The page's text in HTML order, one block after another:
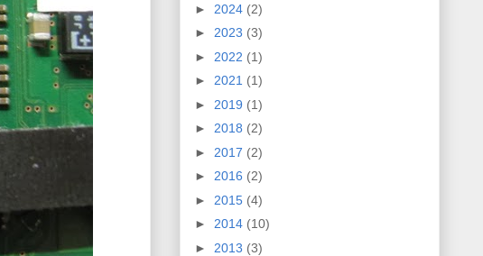
► 2024 (2)
► 2023 (3)
► 2022 (1)
► 2021 (1)
► 2019 (1)
► 2018 (2)
► 2017 (2)
► 2016 (2)
► 2015 (4)
► 2014 (10)
► 2013 (3)